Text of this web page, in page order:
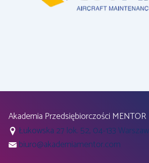
Akademia Przedsiębiorczości MENTOR
Łukowska 27 lok. 52, 04-133
biuro@akademiamentor.com